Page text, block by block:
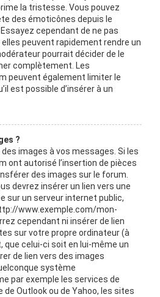
la tristesse. Vous pouvez
des émoticônes depuis le
cependant de ne pas
peuvent rapidement rendre un
pourrait décider de le
complètement. Les
peuvent également limiter le
est possible d’insérer à un
?
images à vos messages. Si les
ont autorisé l’insertion de pièces
des images sur le forum.
devrez insérer un lien vers une
sur un serveur internet public,
www.exemple.com/mon-
cependant ni insérer de lien
sur votre propre ordinateur (à
que celui-ci soit en lui-même un
de lien vers des images
système
par exemple les services de
Outlook ou de Yahoo, les sites